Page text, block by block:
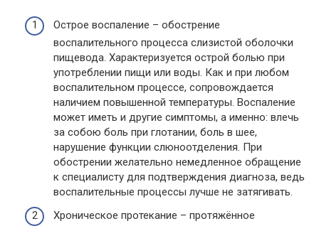
Острое воспаление – обострение
воспалительного процесса слизистой оболочки
пищевода. Характеризуется острой болью при
употреблении пищи или воды. Как и при любом
воспалительном процессе, сопровождается
наличием повышенной температуры. Воспаление
может иметь и другие симптомы, а именно: влечь
за собою боль при глотании, боль в шее,
нарушение функции слюноотделения. При
обострении желательно немедленное обращение
к специалисту для подтверждения диагноза, ведь
воспалительные процессы лучше не затягивать.
Хроническое протекание – протяжённое